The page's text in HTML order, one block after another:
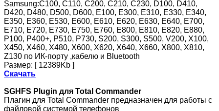
Samsung:C100, C110, C200, C210, C230, D100, D410,
D420, D480, D500, D600, E100, E300, E310, E330, E340,
E350, E360, E530, E600, E610, E620, E630, E640, E700,
E710, E720, E730, E750, E760, E800, E810, E820, E880,
P100, P400+, P510, P730, S200, S300, S500, V200, X100,
X450, X460, X480, X600, X620, X640, X660, X800, X810,
Z130 по ИК-порту ,кабелю и Bluetooth
Размер: [ 12389Kb ]
Скачать
SGHFS Plugin для Total Commander
Плагин для Total Commander предназначен для работы с
файловой системой телефонов